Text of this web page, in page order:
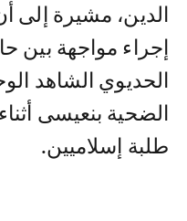
الدين، مشيرة
إجراء مواجهة بين
الحديوي الشاهد
الضحية بنعيسى
طلبة إسلاميين.